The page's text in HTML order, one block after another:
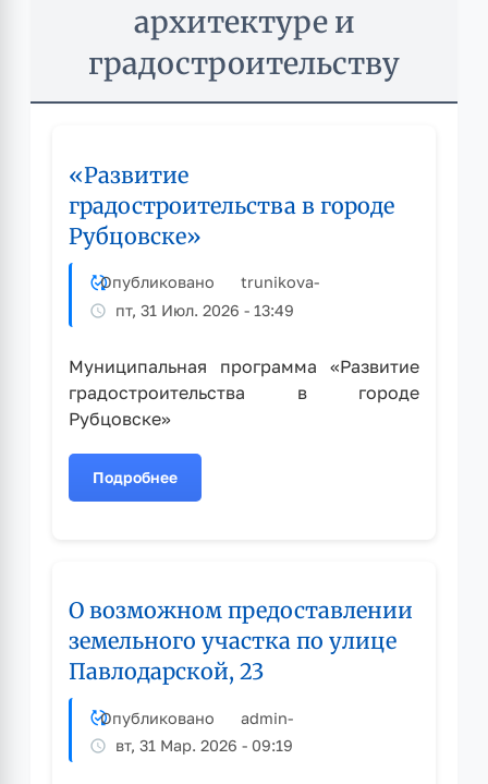
архитектуре и
градостроительству
«Развитие
градостроительства в городе
Рубцовске»
Опубликовано trunikova-
пт, 31 Июл. 2026 - 13:49
Муниципальная программа «Развитие
градостроительства в городе
Рубцовске»
Подробнее
о
Рубцовске»
О возможном предоставлении
земельного участка по улице
Павлодарской, 23
Опубликовано admin-
вт, 31 Мар. 2026 - 09:19